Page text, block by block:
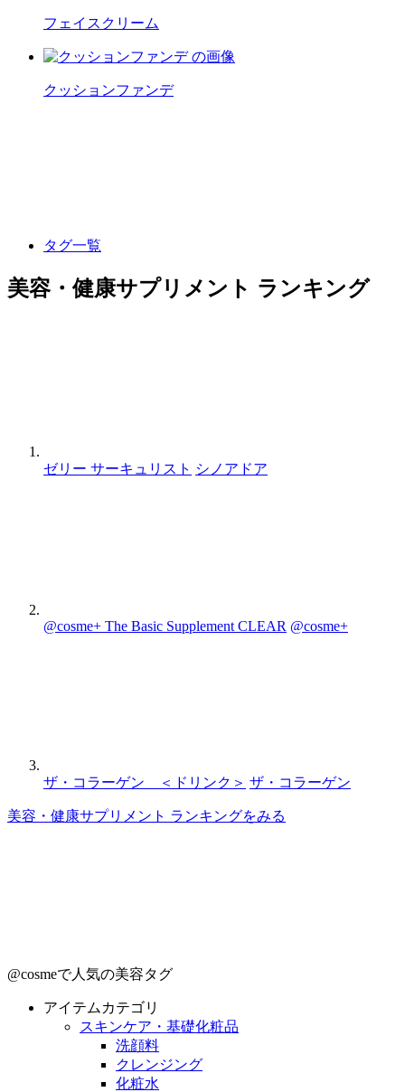
フェイスクリーム
クッションファンデ
タグ一覧
美容・健康サプリメント ランキング
ゼリー サーキュリスト シノアドア
@cosme+ The Basic Supplement CLEAR @cosme+
ザ・コラーゲン ＜ドリンク＞ ザ・コラーゲン
美容・健康サプリメント ランキングをみる
@cosmeで人気の美容タグ
アイテムカテゴリ
スキンケア・基礎化粧品
洗顔料
クレンジング
化粧水